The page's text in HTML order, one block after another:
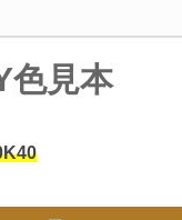
色見本